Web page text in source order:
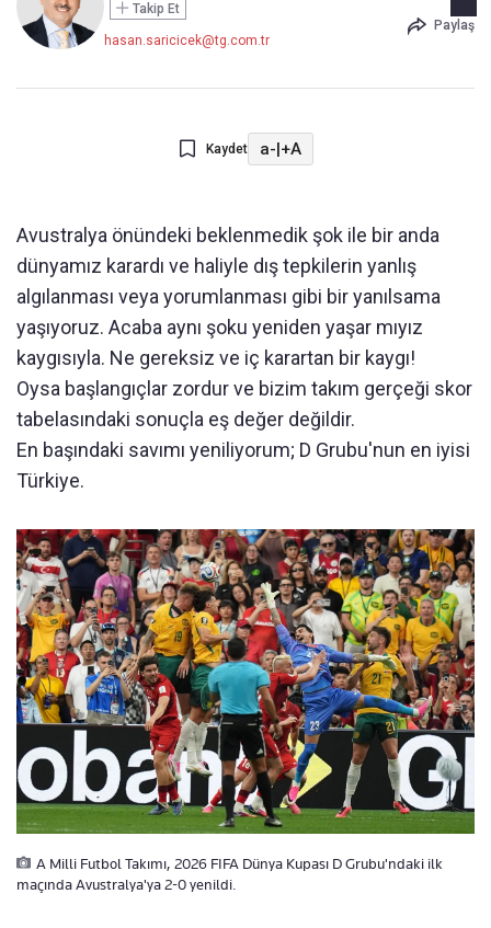
Takip Et
hasan.saricicek@tg.com.tr
Paylaş
Kaydet a-|+A
Avustralya önündeki beklenmedik şok ile bir anda
dünyamız karardı ve haliyle dış tepkilerin yanlış
algılanması veya yorumlanması gibi bir yanılsama
yaşıyoruz. Acaba aynı şoku yeniden yaşar mıyız
kaygısıyla. Ne gereksiz ve iç karartan bir kaygı!
Oysa başlangıçlar zordur ve bizim takım gerçeği skor
tabelasındaki sonuçla eş değer değildir.
En başındaki savımı yeniliyorum; D Grubu'nun en iyisi
Türkiye.
A Milli Futbol Takımı, 2026 FIFA Dünya Kupası D Grubu'ndaki ilk
maçında Avustralya'ya 2-0 yenildi.